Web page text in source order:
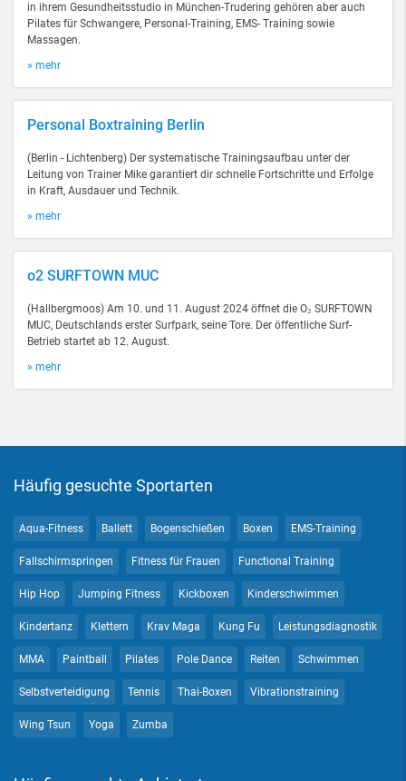
in ihrem Gesundheitsstudio in München-Trudering gehören aber auch
Pilates für Schwangere, Personal-Training, EMS- Training sowie
Massagen.
» mehr
Personal Boxtraining Berlin
(Berlin - Lichtenberg) Der systematische Trainingsaufbau unter der
Leitung von Trainer Mike garantiert dir schnelle Fortschritte und Erfolge
in Kraft, Ausdauer und Technik.
» mehr
o2 SURFTOWN MUC
(Hallbergmoos) Am 10. und 11. August 2024 öffnet die O₂ SURFTOWN
MUC, Deutschlands erster Surfpark, seine Tore. Der öffentliche Surf-
Betrieb startet ab 12. August.
» mehr
Häufig gesuchte Sportarten
Aqua-Fitness Ballett Bogenschießen Boxen EMS-Training
Fallschirmspringen Fitness für Frauen Functional Training
Hip Hop Jumping Fitness Kickboxen Kinderschwimmen
Kindertanz Klettern Krav Maga Kung Fu Leistungsdiagnostik
MMA Paintball Pilates Pole Dance Reiten Schwimmen
Selbstverteidigung Tennis Thai-Boxen Vibrationstraining
Wing Tsun Yoga Zumba